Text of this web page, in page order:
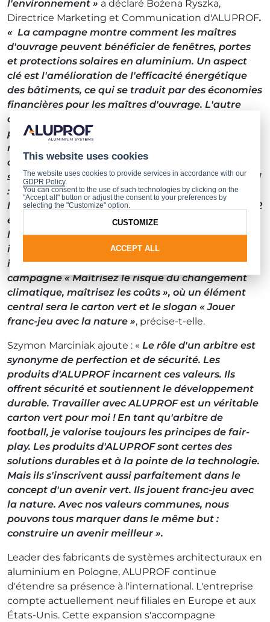
l'environnement » a déclaré Bożena Ryszka,
Directrice Marketing et Communication d'ALUPROF.
« La campagne montre comment les maîtres
d'ouvrage peuvent bénéficier de fenêtres, portes
et protections solaires en aluminium. Un aspect
clé est l'amélioration de l'efficacité énergétique
des bâtiments, ce qui se traduit par des économies
financières pour les maîtres d'ouvrage. L'autre
aspect est la protection du climat et de notre
planète. En tenant compte de nos valeurs et de
notre portée mondiale, nous avons décidé de
collaborer avec un arbitre de football reconnu non
seulement en Pologne, mais aussi à l'international
: Szymon Marciniak. Son expérience, qui inclut
l'arbitrage de la finale de la Coupe du Monde 2022
et de la finale de la Ligue des Champions de
l'UEFA 2022-2023, ainsi que sa reconnaissance
internationale et les principes de fair-play qu'il
incarne, sont parfaitement alignés avec notre
campagne « Maîtrisez le risque du changement
climatique, maîtrisez les coûts », où un élément
central sera le carton vert et le slogan « Jouer
franc-jeu avec la nature », précise-t-elle.
Szymon Marciniak ajoute : « Le rôle d'un arbitre est
synonyme de perfection et de sécurité. Les
produits d'ALUPROF incarnent ces valeurs. Ils
offrent sécurité et soutiennent le développement
durable. Travailler avec ALUPROF est un véritable
carton vert pour moi ! En tant qu'arbitre de
football, je valorise toujours les principes de fair-
play. Les produits d'ALUPROF sont certes des
solutions durables et à la pointe de la technologie.
Mais ils s'inscrivent aussi parfaitement dans le
concept d'un avenir vert. Ils jouent franc-jeu avec
la nature. Avec nos valeurs communes, nous
pouvons tous marquer dans le même but :
construire un avenir meilleur ».
Leader des fabricants de systèmes architecturaux en
aluminium en Pologne, ALUPROF continue
d'étendre sa présence à l'international. L'entreprise
compte actuellement neuf filiales en Europe et aux
États-Unis. Cette expansion s'accompagne
This website uses cookies
The website uses cookies to provide services in accordance with our
GDPR Policy.
You can consent to the use of such technologies by clicking on the
"Accept all" button or adjust the consent to your preferences by
selecting the "Customize" option.
ACCEPT ALL
CUSTOMIZE